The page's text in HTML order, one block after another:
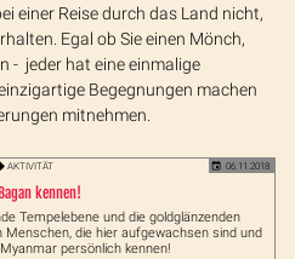
einer Reise durch das Land nicht,
Egal ob Sie einen Mönch,
- jeder hat eine einmalige
Begegnungen machen
mitnehmen.
AKTIVITÄT 06.11.2018
kennen!
Tempelebene und die goldglänzenden
Menschen, die hier aufgewachsen sind und
persönlich kennen!